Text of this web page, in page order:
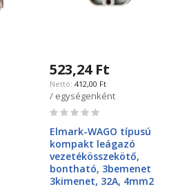
523,24 Ft
412,00 Ft
/ egységenként
Rating:
Elmark-WAGO típusú
kompakt leágazó
vezetékösszekötő,
bontható, 3bemenet
3kimenet, 32A, 4mm2